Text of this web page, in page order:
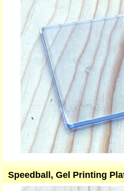
Speedball, Gel Printing